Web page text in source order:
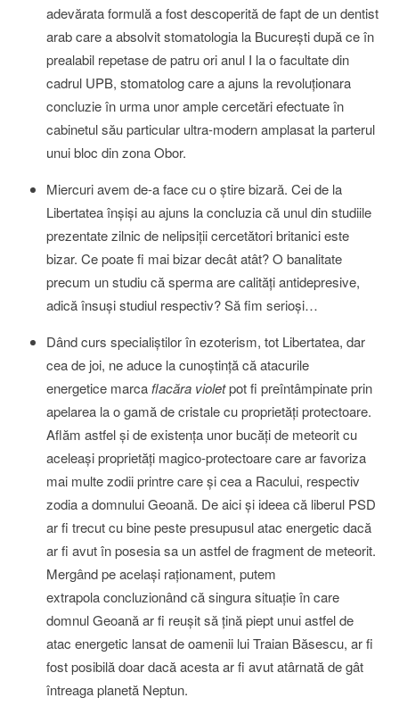
adevărata formulă a fost descoperită de fapt de un dentist
arab care a absolvit stomatologia la Bucureşti după ce în
prealabil repetase de patru ori anul I la o facultate din
cadrul UPB, stomatolog care a ajuns la revoluţionara
concluzie în urma unor ample cercetări efectuate în
cabinetul său particular ultra-modern amplasat la parterul
unui bloc din zona Obor.
Miercuri avem de-a face cu o ştire bizară. Cei de la
Libertatea înşişi au ajuns la concluzia că unul din studiile
prezentate zilnic de nelipsiţii cercetători britanici este
bizar. Ce poate fi mai bizar decât atât? O banalitate
precum un studiu că sperma are calităţi antidepresive,
adică însuşi studiul respectiv? Să fim serioşi…
Dând curs specialiştilor în ezoterism, tot Libertatea, dar
cea de joi, ne aduce la cunoştinţă că atacurile
energetice marca flacăra violetpot fi preîntâmpinate prin
apelarea la o gamă de cristale cu proprietăţi protectoare.
Aflăm astfel şi de existenţa unor bucăţi de meteorit cu
aceleaşi proprietăţi magico-protectoare care ar favoriza
mai multe zodii printre care şi cea a Racului, respectiv
zodia a domnului Geoană. De aici şi ideea că liberul PSD
ar fi trecut cu bine peste presupusul atac energetic dacă
ar fi avut în posesia sa un astfel de fragment de meteorit.
Mergând pe acelaşi raţionament, putem
extrapola concluzionând că singura situaţie în care
domnul Geoană ar fi reuşit să ţină piept unui astfel de
atac energetic lansat de oamenii lui Traian Băsescu, ar fi
fost posibilă doar dacă acesta ar fi avut atârnată de gât
întreaga planetă Neptun.